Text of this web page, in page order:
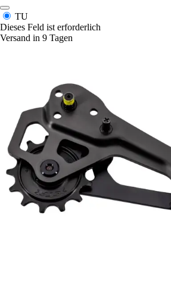
TU
Dieses Feld ist erforderlich
Versand in 9 Tagen